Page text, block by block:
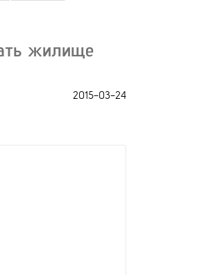
жилище
2015-03-24